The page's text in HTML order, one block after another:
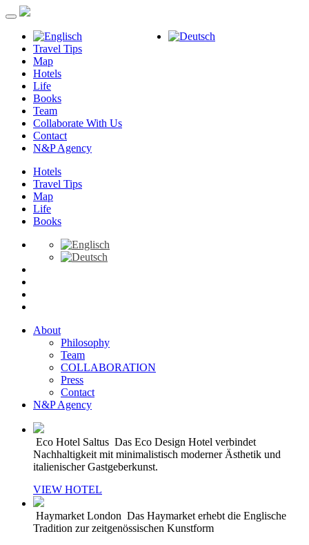
Travel Tips
Map
Hotels
Life
Books
Team
Collaborate With Us
Contact
N&P Agency
Hotels
Travel Tips
Map
Life
Books
About
Philosophy
Team
COLLABORATION
Press
Contact
N&P Agency
Eco Hotel Saltus Das Eco Design Hotel verbindet
Nachhaltigkeit mit minimalistisch moderner Ästhetik und
italienischer Gastgeberkunst.
VIEW HOTEL
Haymarket London Das Haymarket erhebt die Englische
Tradition zur zeitgenössischen Kunstform